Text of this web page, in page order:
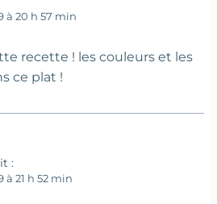
à 20 h 57 min
recette ! les couleurs et les
ce plat !
:
à 21 h 52 min